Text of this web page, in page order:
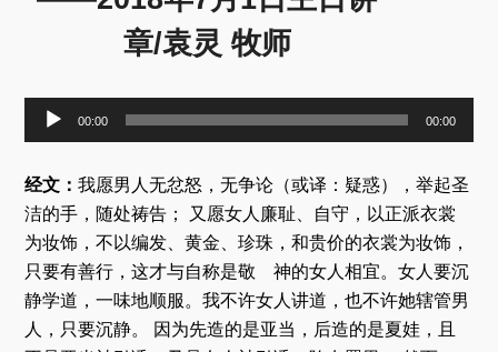
章/袁灵 牧师
放
器
00:00 00:00
经文：我愿男人无忿怒，无争论（或译：疑惑），举起圣
洁的手，随处祷告； 又愿女人廉耻、自守，以正派衣裳
为妆饰，不以编发、黄金、珍珠，和贵价的衣裳为妆饰，
只要有善行，这才与自称是敬 神的女人相宜。女人要沉
静学道，一味地顺服。我不许女人讲道，也不许她辖管男
人，只要沉静。 因为先造的是亚当，后造的是夏娃，且